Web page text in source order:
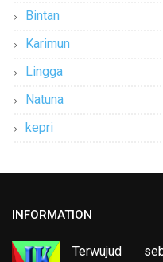
Bintan
Karimun
Lingga
Natuna
kepri
INFORMATION
Terwujud